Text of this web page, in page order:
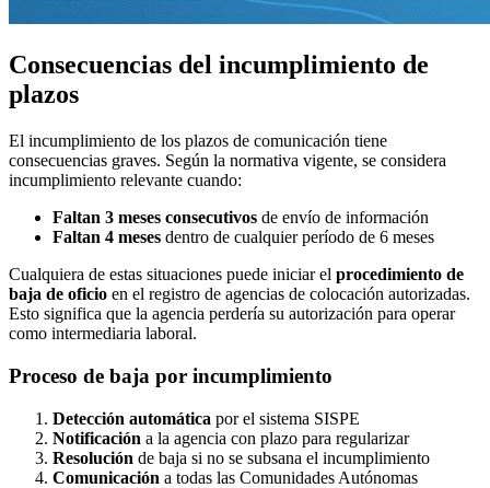
Consecuencias del incumplimiento de
plazos
El incumplimiento de los plazos de comunicación tiene
consecuencias graves. Según la normativa vigente, se considera
incumplimiento relevante cuando:
Faltan 3 meses consecutivos de envío de información
Faltan 4 meses dentro de cualquier período de 6 meses
Cualquiera de estas situaciones puede iniciar el procedimiento de
baja de oficio en el registro de agencias de colocación autorizadas.
Esto significa que la agencia perdería su autorización para operar
como intermediaria laboral.
Proceso de baja por incumplimiento
Detección automática por el sistema SISPE
Notificación a la agencia con plazo para regularizar
Resolución de baja si no se subsana el incumplimiento
Comunicación a todas las Comunidades Autónomas